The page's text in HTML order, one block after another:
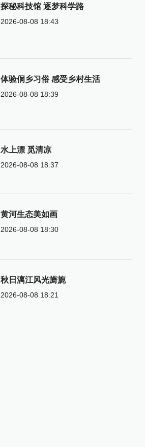
探秘科技馆 逐梦科学路
2026-08-08 18:43
体验侗乡习俗 感受乡村生活
2026-08-08 18:39
水上漂 觅清凉
2026-08-08 18:37
黄河生态美如画
2026-08-08 18:30
秋日漓江风光旖旎
2026-08-08 18:21